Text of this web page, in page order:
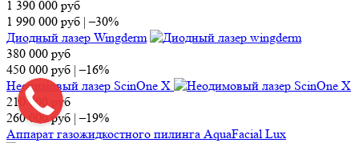
1 390 000 руб
1 990 000 руб |–30%
Диодный лазер Wingderm
380 000 руб
450 000 руб |–16%
Неодимовый лазер ScinOne X
210 000
руб
260 000руб |–19%
Аппарат газожидкостного пилинга AquaFacial Lux